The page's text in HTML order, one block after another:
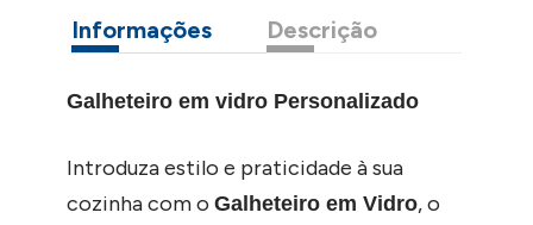
Informações Descrição
Galheteiro em vidro Personalizado
Introduza estilo e praticidade à sua
cozinha com o Galheteiro em Vidro, o